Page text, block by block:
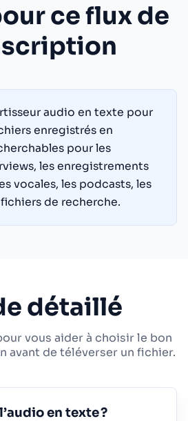
ce flux de
audio en texte pour
enregistrés en
pour les
les enregistrements
vocales, les podcasts, les
de recherche.
détaillé
vous aider à choisir le bon
avant de téléverser un fichier.
en texte ?